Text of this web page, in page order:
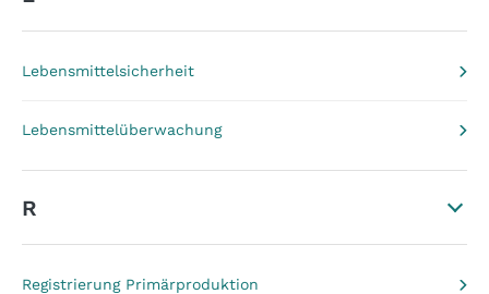
Lebensmittelsicherheit
Lebensmittelüberwachung
R
Registrierung Primärproduktion